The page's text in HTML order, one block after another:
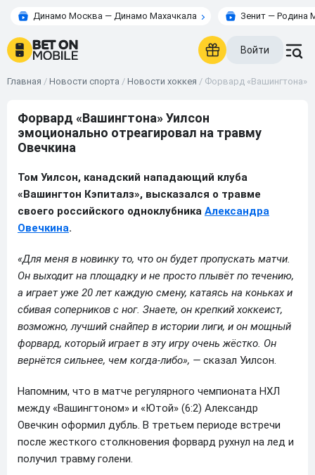
Динамо Москва — Динамо Махачкала Зенит — Родина
Войти
Главная / Новости спорта / Новости хоккея / Форвард «Вашингтона»
Форвард «Вашингтона» Уилсон
эмоционально отреагировал на травму
Овечкина
Том Уилсон, канадский нападающий клуба
«Вашингтон Кэпиталз», высказался о травме
своего российского одноклубника Александра
Овечкина.
«Для меня в новинку то, что он будет пропускать матчи.
Он выходит на площадку и не просто плывёт по течению,
а играет уже 20 лет каждую смену, катаясь на коньках и
сбивая соперников с ног. Знаете, он крепкий хоккеист,
возможно, лучший снайпер в истории лиги, и он мощный
форвард, который играет в эту игру очень жёстко. Он
вернётся сильнее, чем когда-либо», — сказал Уилсон.
Напомним, что в матче регулярного чемпионата НХЛ
между «Вашингтоном» и «Ютой» (6:2) Александр
Овечкин оформил дубль. В третьем периоде встречи
после жесткого столкновения форвард рухнул на лед и
получил травму голени.